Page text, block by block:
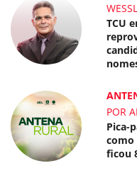
TCU
POR
Pica-
como
ficou